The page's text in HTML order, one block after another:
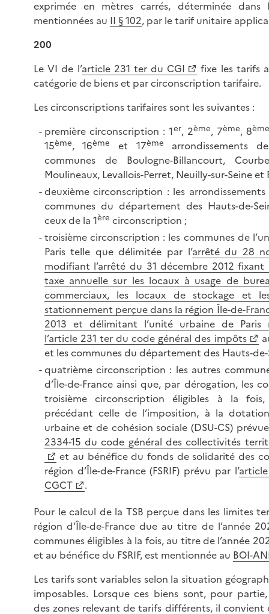
exprimée en mètres carrés, déterminée dans
mentionnées au II § 102, par le tarif unitaire
200
Le VI de l’article 231 ter du CGI
fixe les tarifs
catégorie de biens et par circonscription tarifaire.
Les circonscriptions tarifaires sont les suivantes :
première circonscription : 1er, 2ème, 7ème, 8
15ème, 16ème et 17ème
arrondissements
communes de Boulogne-Billancourt,
Moulineaux, Levallois-Perret, Neuilly-sur-Seine et
deuxième circonscription : les
communes du département des Hauts-de-
ceux de la 1ère circonscription ;
troisième circonscription : les communes de
Paris telle que délimitée par l’arrêté du 28
modifiant l’arrêté du 31 décembre 2012
taxe annuelle sur les locaux à usage de
commerciaux, les locaux de stockage et
stationnement perçue dans la région Île-de-
2013 et délimitant l’unité urbaine de Paris
l’article 231 ter du code général des impôts
et les communes du département des Hauts-de-
quatrième circonscription : les autres
d’Île-de-France ainsi que, par dérogation, les
troisième circonscription éligibles à la fois,
précédant celle de l’imposition, à la
urbaine et de cohésion sociale (DSU-CS)
2334-15 du code général des collectivités
et au bénéfice du fonds de solidarité des
région d’Île-de-France (FSRIF) prévu par l’
CGCT
.
Pour le calcul de la TSB perçue dans les limites
région d’Île-de-France due au titre de l’année
communes éligibles à la fois, au titre de l’année
et au bénéfice du FSRIF, est mentionnée au BOI-
Les tarifs sont variables selon la situation
imposables. Lorsque ces biens sont, pour
des zones relevant de tarifs différents, il convient